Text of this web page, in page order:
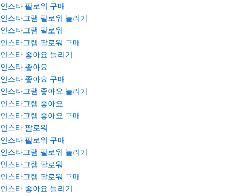
인스타 팔로워 구매
인스타그램 팔로워 늘리기
인스타그램 팔로워
인스타그램 팔로워 구매
인스타 좋아요 늘리기
인스타 좋아요
인스타 좋아요 구매
인스타그램 좋아요 늘리기
인스타그램 좋아요
인스타그램 좋아요 구매
인스타 팔로워
인스타 팔로워 구매
인스타그램 팔로워 늘리기
인스타그램 팔로워
인스타그램 팔로워 구매
인스타 좋아요 늘리기